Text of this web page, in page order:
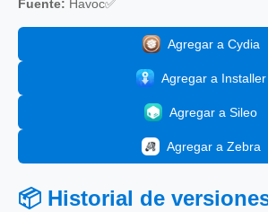
Fuente: Havoc✅
Agregar a Cydia
Agregar a Installer
Agregar a Sileo
Agregar a Zebra
📦 Historial de